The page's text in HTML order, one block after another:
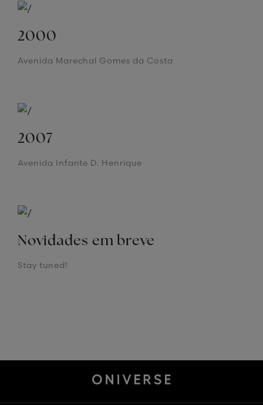
2000
Avenida Marechal Gomes da Costa
2007
Avenida Infante D. Henrique
Novidades em breve
Stay tuned!